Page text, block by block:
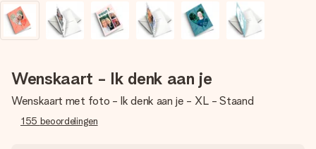
Wenskaart - Ik denk aan je
Wenskaart met foto - Ik denk aan je - XL - Staand
155 beoordelingen